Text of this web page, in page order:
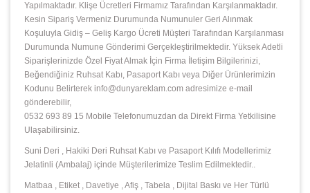
Yapılmaktadır. Klişe Ücretleri Firmamız Tarafından Karşılanmaktadır.
Kesin Sipariş Vermeniz Durumunda Numunuler Geri Alınmak
Koşuluyla Gidiş – Geliş Kargo Ücreti Müşteri Tarafından Karşılanması
Durumunda Numune Gönderimi Gerçekleştirilmektedir. Yüksek Adetli
Siparişlerinizde Özel Fiyat Almak İçin Firma İletişim Bilgilerinizi,
Beğendiğiniz Ruhsat Kabı, Pasaport Kabı veya Diğer Ürünlerimizin
Kodunu Belirterek info@dunyareklam.com adresimize e-mail
gönderebilir,
0532 693 89 15 Mobile Telefonumuzdan da Direkt Firma Yetkilisine
Ulaşabilirsiniz.
Suni Deri , Hakiki Deri Ruhsat Kabı ve Pasaport Kılıfı Modellerimiz
Jelatinli (Ambalaj) içinde Müşterilerimize Teslim Edilmektedir..
Matbaa , Etiket , Davetiye , Afiş , Tabela , Dijital Baskı ve Her Türlü